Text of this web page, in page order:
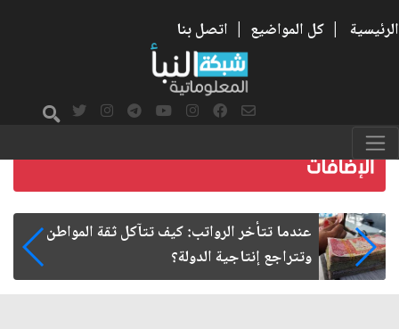
الرئيسية | كل المواضيع | اتصل بنا
صمت الطريق بعد الأربعين